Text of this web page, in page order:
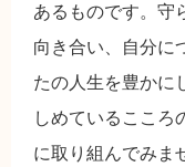
あるものです。守
向き合い、自分に
たの人生を豊かに
しめている こころ
に取り組んでみま